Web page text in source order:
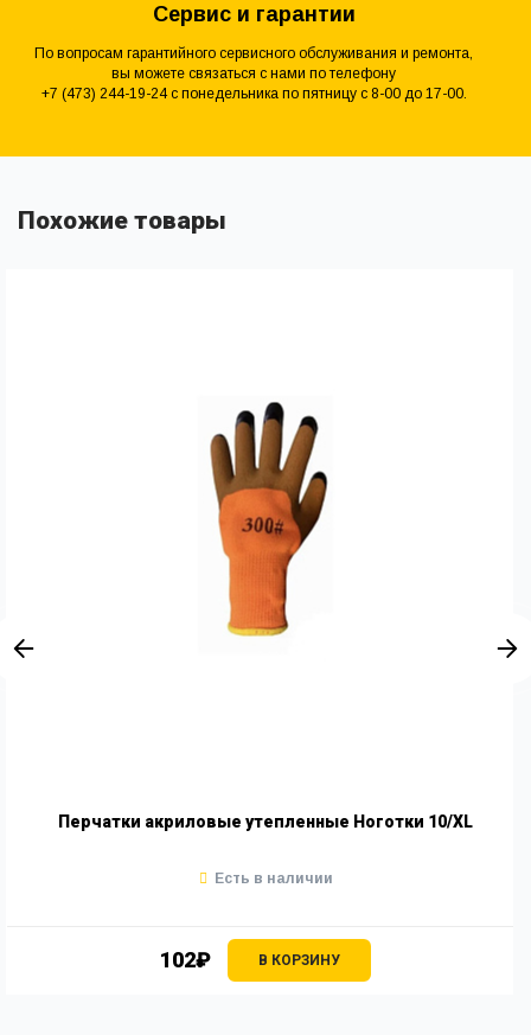
Сервис и гарантии
По вопросам гарантийного сервисного обслуживания и ремонта,
вы можете связаться с нами по телефону
+7 (473) 244-19-24 с понедельника по пятницу с 8-00 до 17-00.
Похожие товары
Перчатки акриловые утепленные Ноготки 10/XL
102₽ В КОРЗИНУ
Есть в наличии